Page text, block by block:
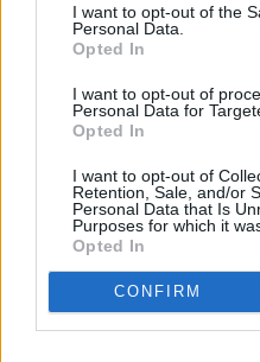
cualquier momento
visitando nuestra política de
I want to opt-out of the
Personal Data.
Opted In
I want to opt-out of
Personal Data for
Opted In
I want to opt-out of
Retention, Sale, and/or
Personal Data that Is
Purposes for which it
Opted In
CONFIRM